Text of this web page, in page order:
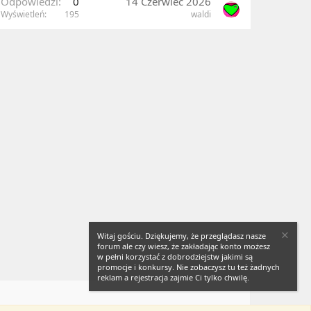
Wyświetleń 195 waldi
Witaj gościu. Dziękujemy, że przeglądasz nasze
forum ale czy wiesz, że zakładając konto możesz
w pełni korzystać z dobrodziejstw jakimi są
promocje i konkursy. Nie zobaczysz tu też żadnych
reklam a rejestracja zajmie Ci tylko chwilę.